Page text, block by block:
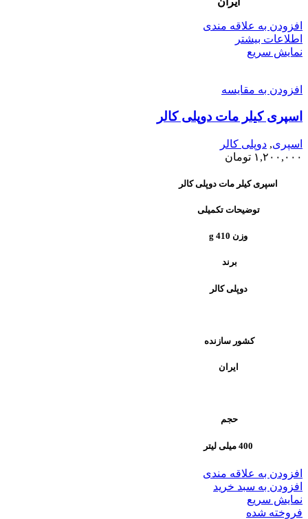
افزودن به علاقه مندی
اطلاعات بیشتر
نمایش سریع
افزودن به مقایسه
اسپری کیلر مات دوپلی کالر
اسپری, دوپلی کالر
۱,۲۰۰,۰۰۰ تومان
اسپری کیلر مات دوپلی کالر
توضیحات تکمیلی
وزن 410 g
برند
دوپلی کالر
کشور سازنده
ایران
حجم
400 میلی لیتر
افزودن به علاقه مندی
افزودن به سبد خرید
نمایش سریع
فروخته شده